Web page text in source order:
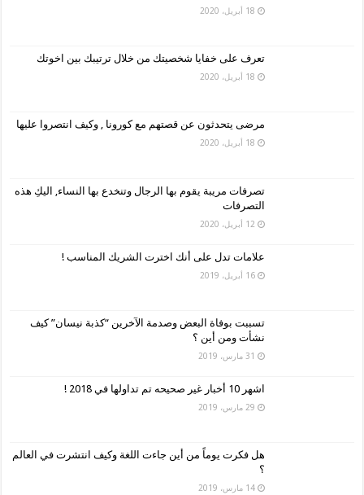
18 أبريل، 2020
تعرف على خفايا شخصيتك من خلال ترتيبك بين اخوتك
18 أبريل، 2020
مرضى يتحدثون عن قصتهم مع كورونا , وكيف انتصروا عليها
18 أبريل، 2020
تصرفات مريبة يقوم بها الرجال وتنخدع بها النساء, اليكِ هذه
التصرفات
12 أبريل، 2020
علامات تدل على أنك اخترت الشريك المناسب !
16 أبريل، 2019
تسببت بوفاة البعض وصدمة الآخرين “كذبة نيسان” كيف
نشأت ومن أين ؟
31 مارس، 2019
اشهر 10 أخبار غير صحيحه تم تداولها في 2018 !
29 مارس، 2019
هل فكرت يوماً من أين جاءت اللغة وكيف انتشرت في العالم
؟
14 مارس، 2019